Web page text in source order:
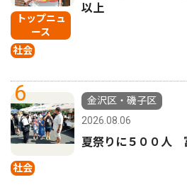
トップニュ
ース
社会
以上
6
社会
金沢区・磯子区
2026.08.06
夏祭りに５００人